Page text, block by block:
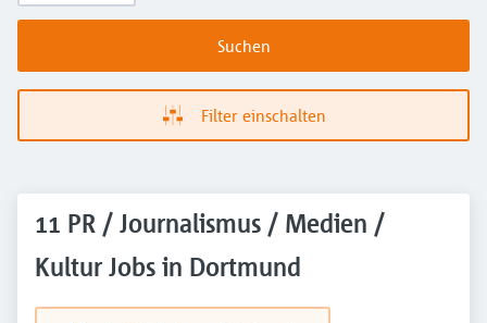
Suchen
Filter einschalten
11 PR / Journalismus / Medien /
Kultur Jobs in Dortmund